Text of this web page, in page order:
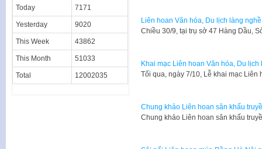
Liên hoan Văn hóa, Du lịch làng
​Chiều 30/9, tại trụ sở 47 Hàng Dầu,
Khai mạc Liên hoan Văn hóa, Du
Tối qua, ngày 7/10, Lễ khai mạc
Chung khảo Liên hoan sân khấu
​Chung khảo Liên hoan sân khấu
Today 7171
Yesterday 9020
This Week 43862
This Month 51033
Total 12002035